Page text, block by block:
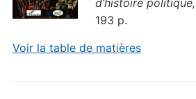
d’histoire politique,
193 p.
Voir la table de matières